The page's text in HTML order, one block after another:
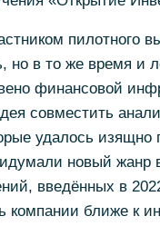
пилотного
но в то же время и
финансовой
совместить
удалось
новый жанр
введённых в
компании ближе к